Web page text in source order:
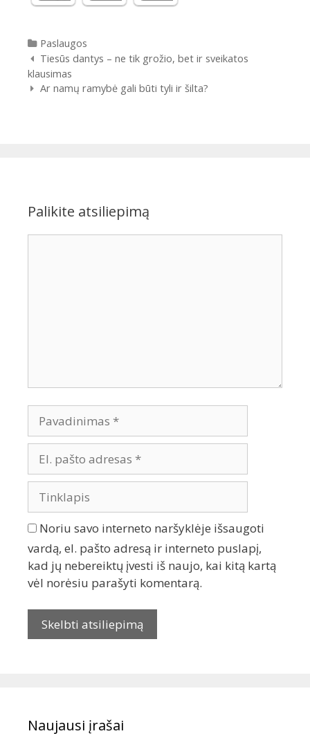
Kategorijos
Paslaugos
Įrašų navigacija
Tiesūs dantys – ne tik grožio, bet ir sveikatos
klausimas
Ar namų ramybė gali būti tyli ir šilta?
Palikite atsiliepimą
Noriu savo interneto naršyklėje išsaugoti
vardą, el. pašto adresą ir interneto puslapį,
kad jų nebereiktų įvesti iš naujo, kai kitą kartą
vėl norėsiu parašyti komentarą.
Naujausi įrašai